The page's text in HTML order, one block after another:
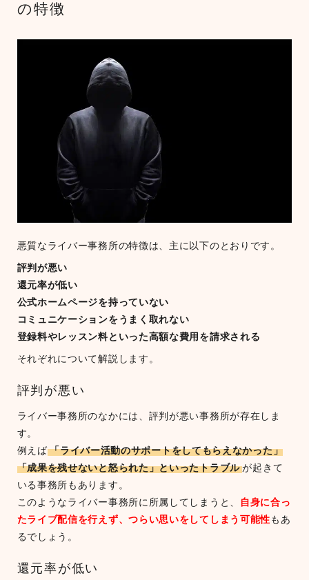
の特徴
悪質なライバー事務所の特徴は、主に以下のとおりです。
評判が悪い
還元率が低い
公式ホームページを持っていない
コミュニケーションをうまく取れない
登録料やレッスン料といった高額な費用を請求される
それぞれについて解説します。
評判が悪い
ライバー事務所のなかには、評判が悪い事務所が存在しま
す。
例えば 「ライバー活動のサポートをしてもらえなかった」
「成果を残せないと怒られた」といったトラブル が起きて
いる事務所もあります。
このようなライバー事務所に所属してしまうと、
自身に合っ
たライブ配信を行えず、つらい思いをしてしまう可能性もあ
るでしょう。
還元率が低い